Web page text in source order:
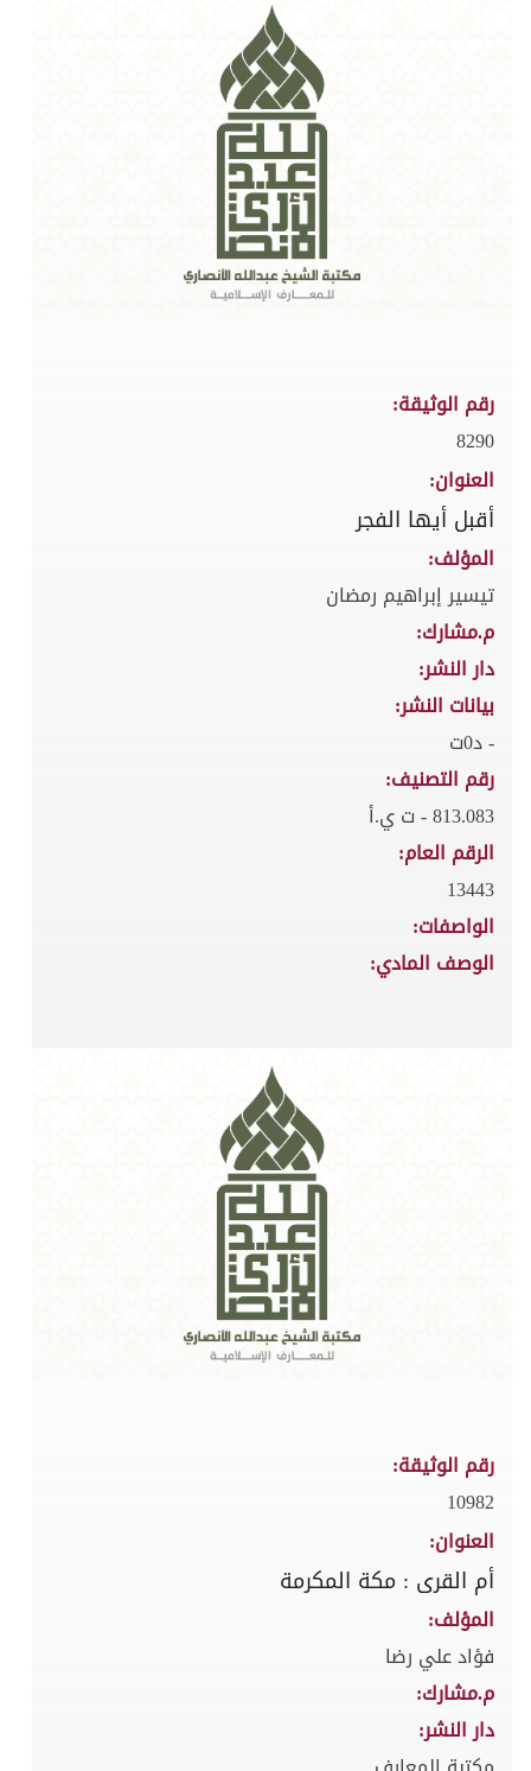
رقم الوثيقة:
8290
العنوان:
أقبل أيها الفجر
المؤلف:
تيسير إبراهيم رمضان
م.مشارك:
دار النشر:
بيانات النشر:
- د0ت
رقم التصنيف:
813.083 - ت ي.أ
الرقم العام:
13443
الواصفات:
الوصف المادي:
رقم الوثيقة:
10982
العنوان:
أم القرى : مكة المكرمة
المؤلف:
فؤاد علي رضا
م.مشارك:
دار النشر: